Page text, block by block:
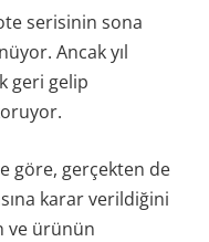
serisinin sona
Ancak yıl
geri gelip
göre, gerçekten de
karar verildiğini
ve ürünün